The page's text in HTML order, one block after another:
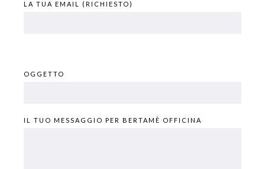
LA TUA EMAIL (RICHIESTO)
OGGETTO
IL TUO MESSAGGIO PER BERTAMÈ OFFICINA